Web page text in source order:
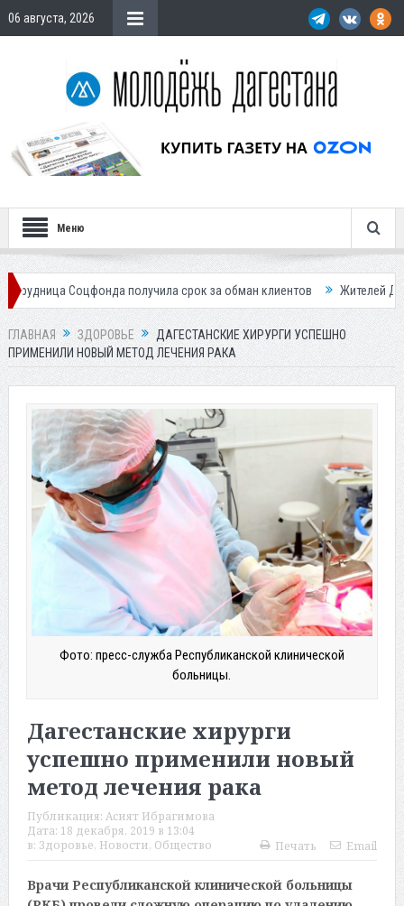
06 августа, 2026
Меню
получила срок за обман клиентов Жителей Дагестана
ГЛАВНАЯ ЗДОРОВЬЕ
ДАГЕСТАНСКИЕ ХИРУРГИ УСПЕШНО
ПРИМЕНИЛИ НОВЫЙ МЕТОД ЛЕЧЕНИЯ РАКА
Фото: пресс-служба Республиканской клинической
больницы.
Дагестанские хирурги
успешно применили новый
метод лечения рака
Публикация: Асият Ибрагимова
Дата: 18 декабря, 2019 в 13:04
в: Здоровье, Новости, Общество Печать Email
Врачи Республиканской клинической больницы